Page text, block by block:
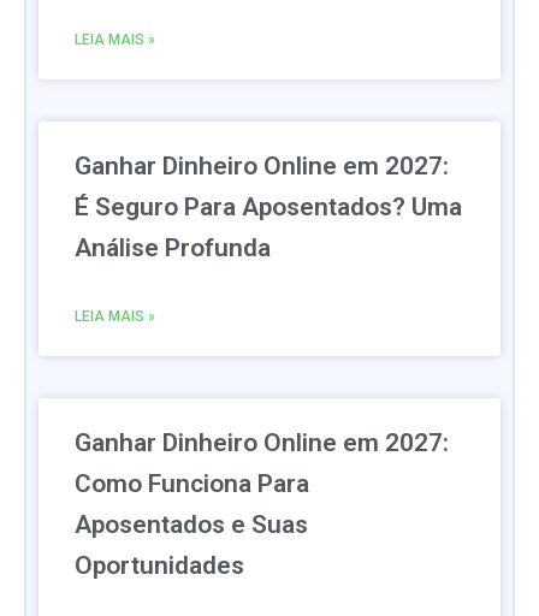
LEIA MAIS »
Ganhar Dinheiro Online em 2027:
É Seguro Para Aposentados? Uma
Análise Profunda
LEIA MAIS »
Ganhar Dinheiro Online em 2027:
Como Funciona Para
Aposentados e Suas
Oportunidades